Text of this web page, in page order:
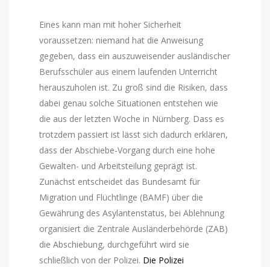
Eines kann man mit hoher Sicherheit
voraussetzen: niemand hat die Anweisung
gegeben, dass ein auszuweisender ausländischer
Berufsschüler aus einem laufenden Unterricht
herauszuholen ist. Zu groß sind die Risiken, dass
dabei genau solche Situationen entstehen wie
die aus der letzten Woche in Nürnberg. Dass es
trotzdem passiert ist lässt sich dadurch erklären,
dass der Abschiebe-Vorgang durch eine hohe
Gewalten- und Arbeitsteilung geprägt ist.
Zunächst entscheidet das Bundesamt für
Migration und Flüchtlinge (BAMF) über die
Gewährung des Asylantenstatus, bei Ablehnung
organisiert die Zentrale Ausländerbehörde (ZAB)
die Abschiebung, durchgeführt wird sie
schließlich von der Polizei. Die Polizei